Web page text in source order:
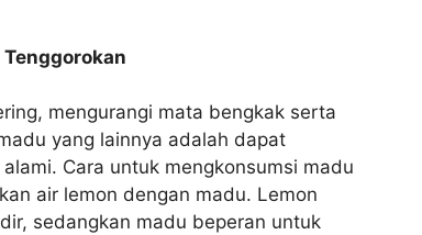
mengurangi mata bengkak serta
yang lainnya adalah dapat
Cara untuk mengkonsumsi madu
air lemon dengan madu. Lemon
sedangkan madu beperan untuk